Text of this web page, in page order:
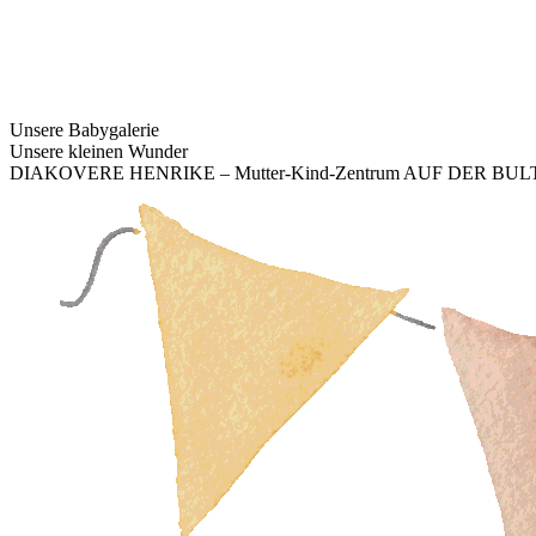
Unsere Babygalerie
Unsere kleinen Wunder
DIAKOVERE HENRIKE – Mutter-Kind-Zentrum AUF DER